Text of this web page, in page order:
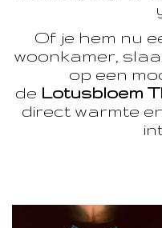
Of je hem nu
woonkamer,
op een
de Lotusbloem
direct warmte